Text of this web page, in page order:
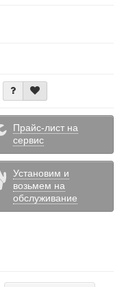
Прайс-лист на
сервис
Установим и
возьмем на
обслуживание